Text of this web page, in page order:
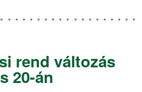
rendszer
rend változás
20-án